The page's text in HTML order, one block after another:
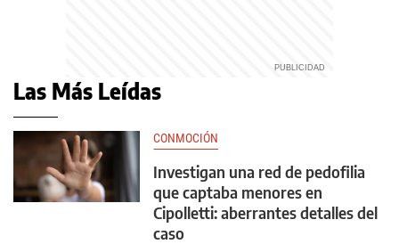
Las Más Leídas
CONMOCIÓN
Investigan una red de pedofilia
que captaba menores en
Cipolletti: aberrantes detalles del
caso